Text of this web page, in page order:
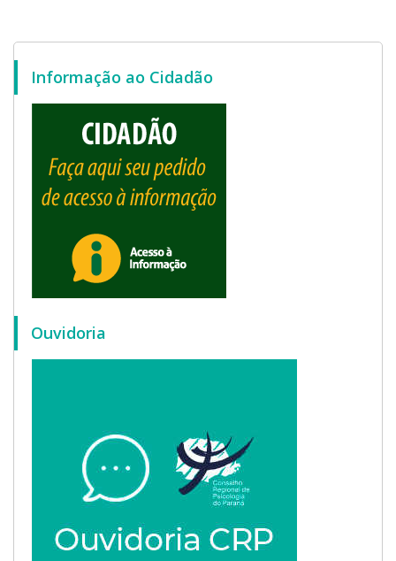
Informação ao Cidadão
Ouvidoria